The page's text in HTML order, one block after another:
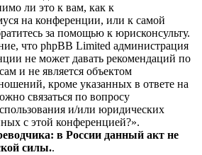
ли это к вам, как к
на конференции, или к самой
за помощью к юрисконсульту.
что phpBB Limited администрация
не может давать рекомендаций по
и не является объектом
кроме указанных в ответе на
связаться по вопросу
и/или юридических
с этой конференцией?».
в России данный акт не
силы..